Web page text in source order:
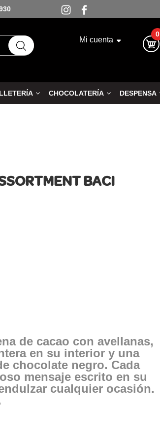
Mi cuenta
0
CHOCOLATERÍA DESPENSA
BACI
de cacao con avellanas,
en su interior y una
chocolate negro. Cada
mensaje escrito en su
cualquier ocasión.